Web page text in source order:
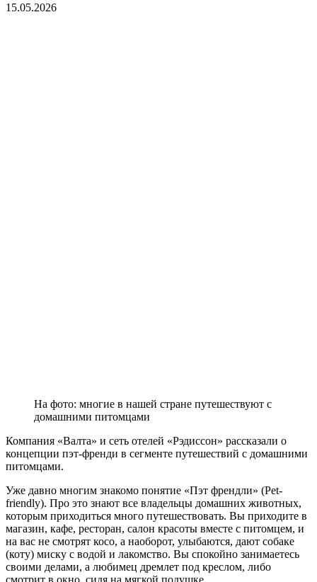
15.05.2026
На фото: многие в нашей стране путешествуют с
домашними питомцами
Компания «Валта» и сеть отелей «Рэдиссон» рассказали о
концепции пэт-френди в сегменте путешествий с домашними
питомцами.
Уже давно многим знакомо понятие «Пэт френдли» (Pet-
friendly). Про это знают все владельцы домашних животных,
которым приходиться много путешествовать. Вы приходите в
магазин, кафе, ресторан, салон красоты вместе с питомцем, и
на вас не смотрят косо, а наоборот, улыбаются, дают собаке
(коту) миску с водой и лакомство. Вы спокойно занимаетесь
своими делами, а любимец дремлет под креслом, либо
смотрит в окно, сидя на мягкой подушке.